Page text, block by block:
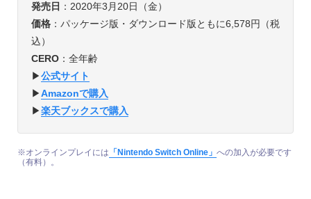
発売日 ：2020年3月20日（金）
価格：パッケージ版・ダウンロード版ともに6,578円（税
込）
CERO：全年齢
▶︎公式サイト
▶︎Amazonで購入
▶︎楽天ブックスで購入
※オンラインプレイには 「Nintendo Switch Online」 への加入が必要です
（有料）。